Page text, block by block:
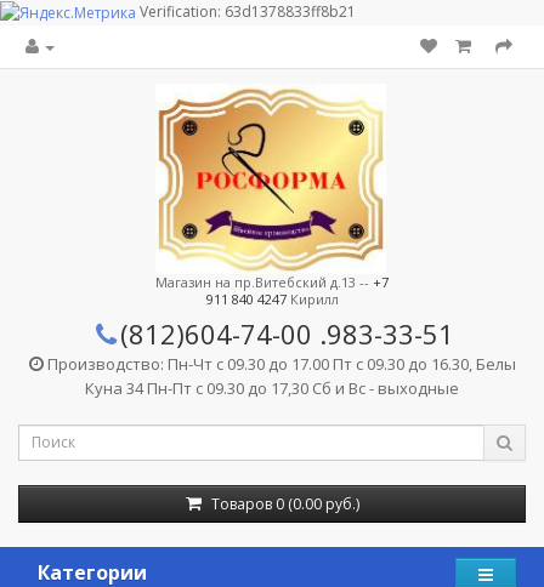
Verification: 63d1378833ff8b21
Магазин на пр.Витебский д.13 -- +7
911 840 4247Кирилл
(812)604-74-00 .983-33-51
Производство: Пн-Чт с 09.30 до 17.00 Пт с 09.30 до 16.30, Белы
Куна 34 Пн-Пт с 09.30 до 17,30 Сб и Вс - выходные
Товаров 0 (0.00 руб.)
Категории